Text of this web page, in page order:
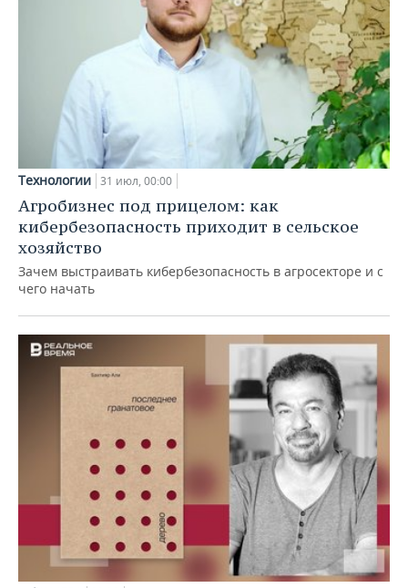
Технологии 31 июл, 00:00
Агробизнес под прицелом: как
кибербезопасность приходит в сельское
хозяйство
Зачем выстраивать кибербезопасность в агросекторе и с
чего начать